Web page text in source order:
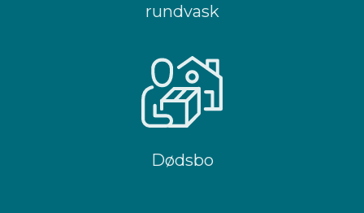
rundvask
Dødsbo